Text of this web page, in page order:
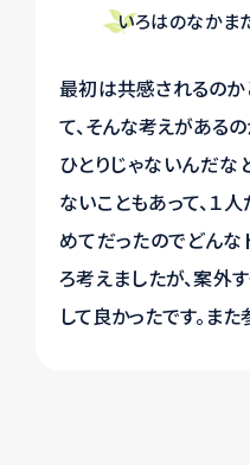
いろはのなかま
最初は共感されるのか
て、そんな考えがある
ひとりじゃないんだな
ないこともあって、１
めてだったのでどんな
ろ考えましたが、案外
して良かったです。また